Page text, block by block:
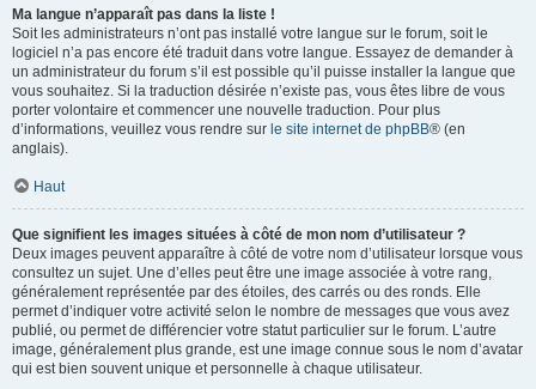
Ma langue n’apparaît pas dans la liste !
Soit les administrateurs n’ont pas installé votre langue sur le forum, soit le
logiciel n’a pas encore été traduit dans votre langue. Essayez de demander à
un administrateur du forum s’il est possible qu’il puisse installer la langue que
vous souhaitez. Si la traduction désirée n’existe pas, vous êtes libre de vous
porter volontaire et commencer une nouvelle traduction. Pour plus
d’informations, veuillez vous rendre sur le site internet de phpBB® (en
anglais).
Haut
Que signifient les images situées à côté de mon nom d’utilisateur ?
Deux images peuvent apparaître à côté de votre nom d’utilisateur lorsque vous
consultez un sujet. Une d’elles peut être une image associée à votre rang,
généralement représentée par des étoiles, des carrés ou des ronds. Elle
permet d’indiquer votre activité selon le nombre de messages que vous avez
publié, ou permet de différencier votre statut particulier sur le forum. L’autre
image, généralement plus grande, est une image connue sous le nom d’avatar
qui est bien souvent unique et personnelle à chaque utilisateur.